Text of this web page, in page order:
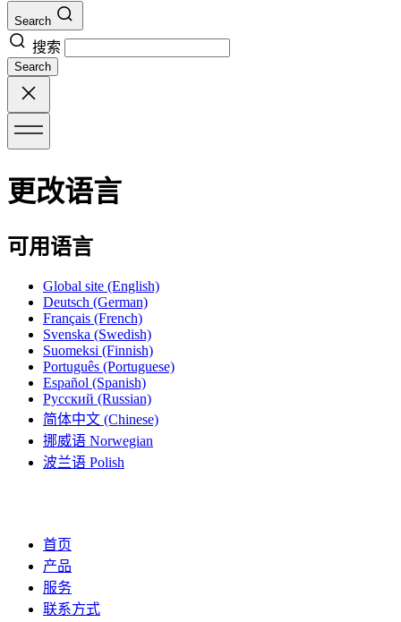
Search
搜索
Search
更改语言
可用语言
Global site (English)
Deutsch (German)
Français (French)
Svenska (Swedish)
Suomeksi (Finnish)
Português (Portuguese)
Español (Spanish)
Русский (Russian)
简体中文 (Chinese)
挪威语 Norwegian
波兰语 Polish
首页
产品
服务
联系方式